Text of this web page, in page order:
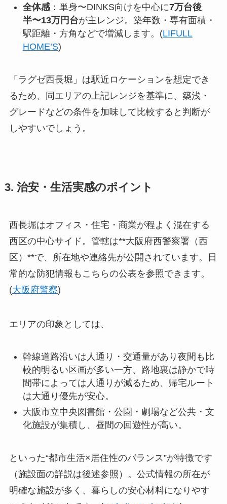
全体感：単身〜DINKS向けを中心に7万台後
半〜13万円台が主レンジ。築年数・専有面積・
駅距離・方角などで増減します。(LIFULL
HOME’S)
「ラグゼ西長堀」は駅近ロケーションを想定でき
るため、同エリアの上記レンジを基準に、築浅・
グレードなどの条件を加味して比較すると判断が
しやすいでしょう。
3. 治安・生活実感のポイント
西長堀はオフィス・住宅・商業が程よく混在する
西区の中心サイド。管轄は**大阪府西警察署（西
区）**で、所在地や連絡先が公開されています。日
常的な防犯情報もこちらの公表を参照できます。
(大阪府警察)
エリアの印象としては、
幹線道路沿いは人通り・交通量があり夜間も比
較的明るい区画が多い一方、路地裏は静かで時
間帯によっては人通りが減るため、帰宅ルート
は大通り優先が安心。
大阪市立中央図書館・公園・劇場など公共・文
化施設が集積し、昼間の回遊性が高い。
といった“都市生活×居住性のバランス”が特徴です
（施設面の詳説は後述参照）。公式情報の所在が
明確な施設が多く、暮らしの安心材料になりやす